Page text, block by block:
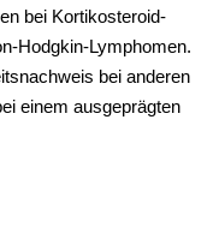
bei Kortikosteroid-
Hodgkin-Lymphomen.
bei anderen
einem ausgeprägten